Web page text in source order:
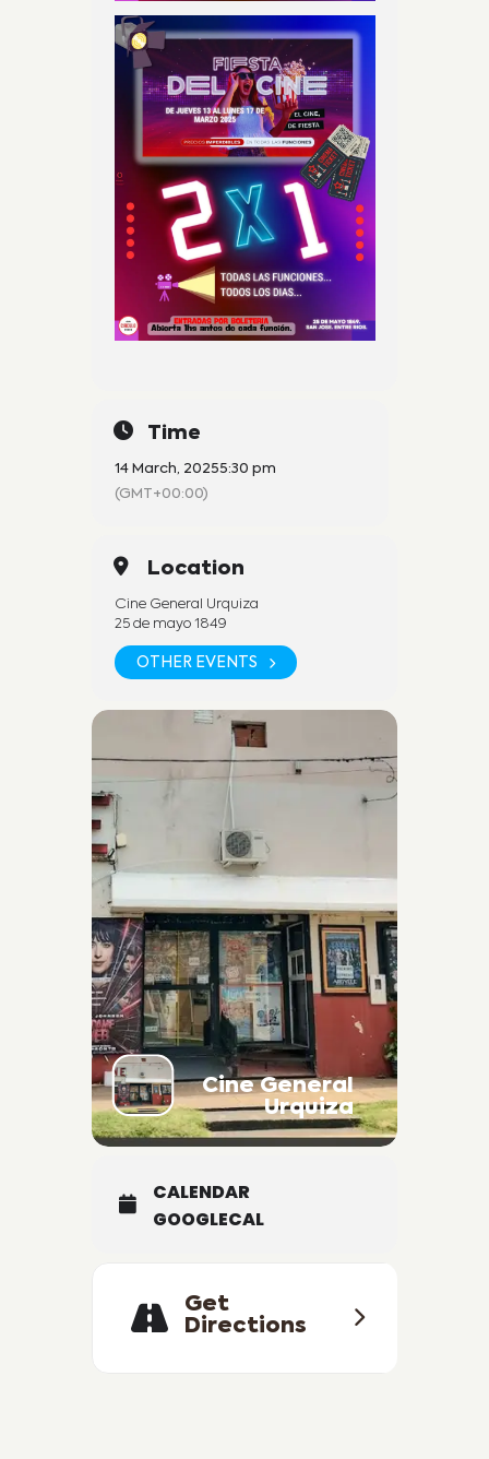
Time
14 March, 20255:30 pm
(GMT+00:00)
Location
Cine General Urquiza
25 de mayo 1849
OTHER EVENTS
Cine General
Urquiza
CALENDAR
GOOGLECAL
Get
Directions